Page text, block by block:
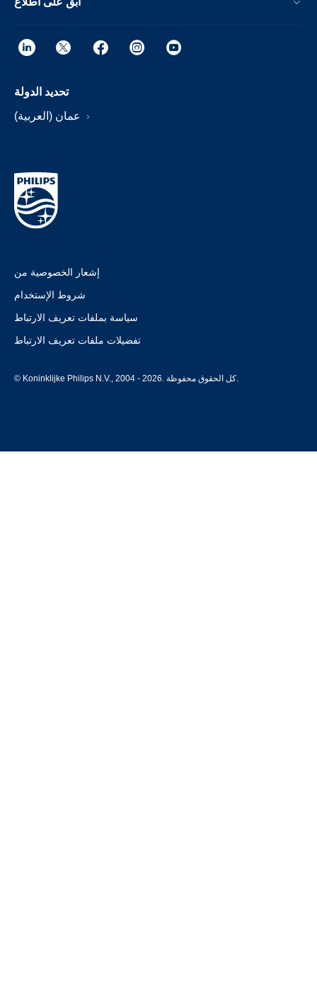
تحديد الدولة
إشعار الخصوصية من
شروط الإستخدام
سياسة بملفات تعريف الارتباط
تفضيلات ملفات تعريف الارتباط
© Koninklijke Philips N.V., 2004 - 2026. كل الحقوق محفوظة.